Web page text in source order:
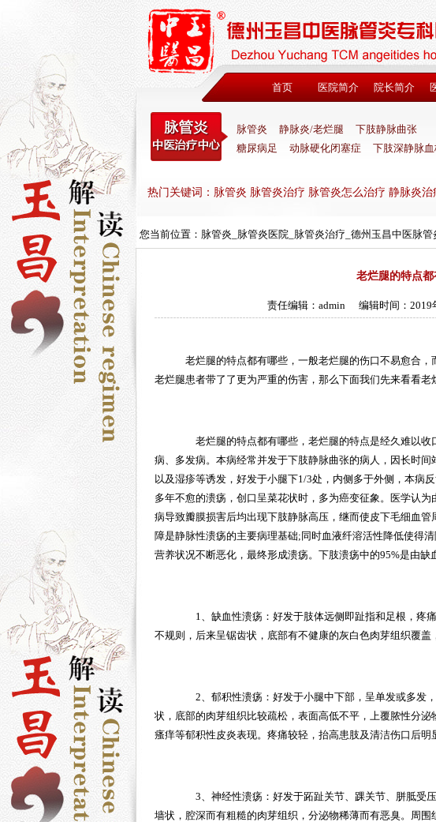
首页 医院简介 院长简介
脉管炎 静脉炎/老烂腿
下肢静脉曲张
糖尿病足
动脉硬化闭塞症 下肢深静脉
热门关键词：脉管炎 脉管炎治疗 脉管炎怎么治疗 静脉炎治
您当前位置： 脉管炎_脉管炎医院_脉管炎治疗_德州玉昌中医脉管
老烂腿的特点都
责任编辑：admin 编辑时间：2019
老烂腿的特点都有哪些，一般老烂腿的伤口不易愈合，
老烂腿患者带了了更为严重的伤害，那么下面我们先来看看老
老烂腿的特点都有哪些，老烂腿的特点是经久难以收
病、多发病。本病经常并发于下肢静脉曲张的病人，因长时
以及湿疹等诱发，好发于小腿下1/3处，内侧多于外侧，本病
多年不愈的溃疡，创口呈菜花状时，多为癌变征象。医学认
病导致瓣膜损害后均出现下肢静脉高压，继而使皮下毛细血
障是静脉性溃疡的主要病理基础;同时血液纤溶活性降低使得
营养状况不断恶化，最终形成溃疡。下肢溃疡中的95%是由缺
1、缺血性溃疡：好发于肢体远侧即趾指和足根，疼
不规则，后来呈锯齿状，底部有不健康的灰白色肉芽组织覆盖
2、郁积性溃疡：好发于小腿中下部，呈单发或多发
状，底部的肉芽组织比较疏松，表面高低不平，上覆脓性分泌
瘙痒等郁积性皮炎表现。疼痛较轻，抬高患肢及清洁伤口后明
3、神经性溃疡：好发于跖趾关节、踝关节、胼胝受
墙状，腔深而有粗糙的肉芽组织，分泌物稀薄而有恶臭。周围